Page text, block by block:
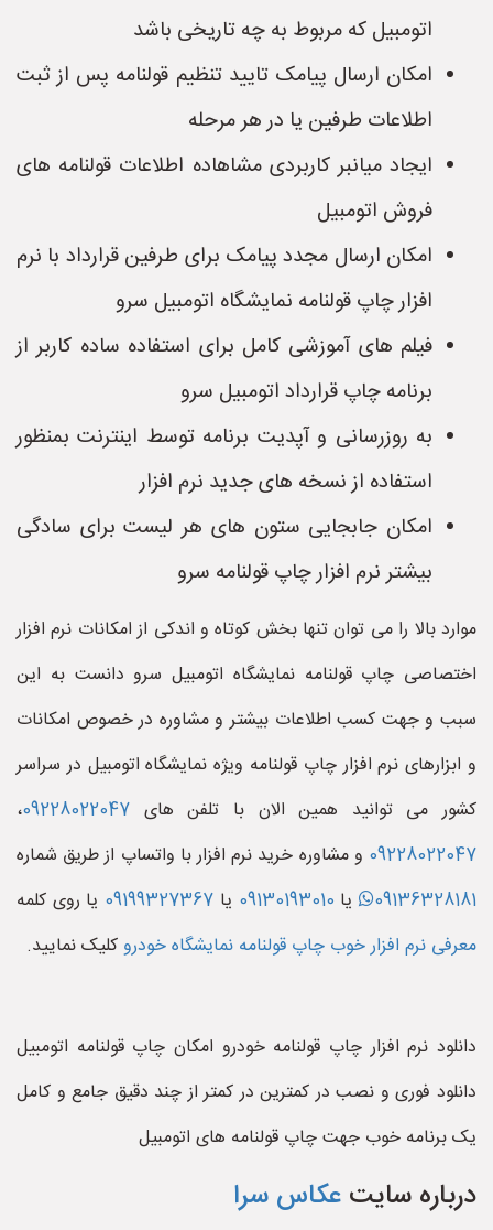
اتومبیل که مربوط به چه تاریخی باشد
امکان ارسال پیامک تایید تنظیم قولنامه پس از ثبت
اطلاعات طرفین یا در هر مرحله
ایجاد میانبر کاربردی مشاهاده اطلاعات قولنامه های
فروش اتومبیل
امکان ارسال مجدد پیامک برای طرفین قرارداد با نرم
افزار چاپ قولنامه نمایشگاه اتومبیل سرو
فیلم های آموزشی کامل برای استفاده ساده کاربر از
برنامه چاپ قرارداد اتومبیل سرو
به روزرسانی و آپدیت برنامه توسط اینترنت بمنظور
استفاده از نسخه های جدید نرم افزار
امکان جابجایی ستون های هر لیست برای سادگی
بیشتر نرم افزار چاپ قولنامه سرو
موارد بالا را می توان تنها بخش کوتاه و اندکی از امکانات نرم افزار
اختصاصی چاپ قولنامه نمایشگاه اتومبیل سرو دانست به این
سبب و جهت کسب اطلاعات بیشتر و مشاوره در خصوص امکانات
و ابزارهای نرم افزار چاپ قولنامه ویژه نمایشگاه اتومبیل در سراسر
کشور می توانید همین الان با تلفن های 09228022047،
09228022047 و مشاوره خرید نرم افزار با واتساپ از طریق شماره
09136328181 یا 09130193010 یا 09199327367 یا روی کلمه
معرفی نرم افزار خوب چاپ قولنامه نمایشگاه خودروکلیک نمایید.
دانلود نرم افزار چاپ قولنامه خودرو امکان چاپ قولنامه اتومبیل
دانلود فوری و نصب در کمترین در کمتر از چند دقیق جامع و کامل
یک برنامه خوب جهت چاپ قولنامه های اتومبیل
درباره سایت عکاس سرا